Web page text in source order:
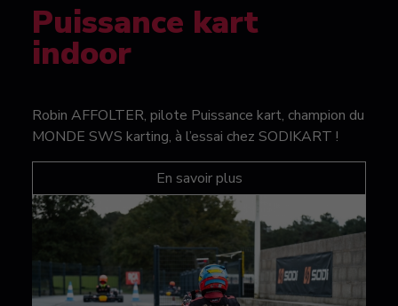
Puissance kart
indoor
Robin AFFOLTER, pilote Puissance kart, champion du
MONDE SWS karting, à l’essai chez SODIKART !
En savoir plus